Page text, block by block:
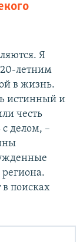
Я
летним
в жизнь.
истинный и
честь
делом, –
поисках